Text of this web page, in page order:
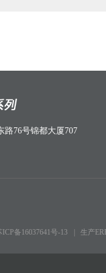
路76号锦都大厦707
备16037641号-13 生产